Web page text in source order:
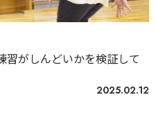
習がしんどいかを検証して
2025.02.12